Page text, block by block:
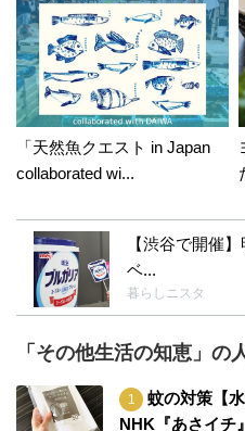
「天然魚クエスト in Japan
collaborated wi...
【渋谷で開催
ベ...
暮らしニスタ
「その他生活の知恵」の
蚊の対策【
NHK『あさイチ